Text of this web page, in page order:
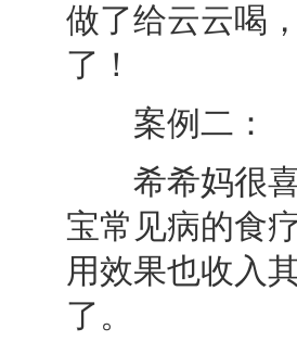
做了给云云喝
了！
案例二：
希希妈很喜
宝常见病的食
用效果也收入
了。